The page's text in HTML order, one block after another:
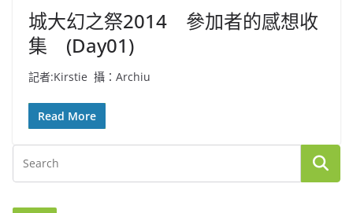
城大幻之祭2014 參加者的感想收
集 (Day01)
記者:Kirstie 攝：Archiu
Read More